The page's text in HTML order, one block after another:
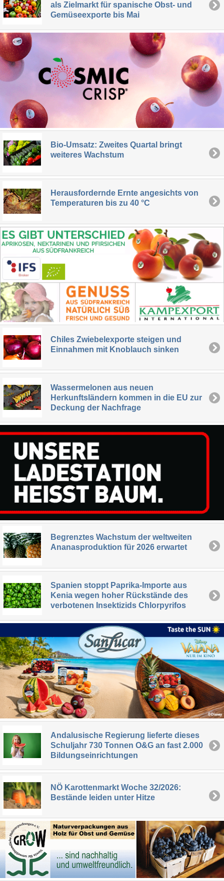
als Zielmarkt für spanische Obst- und
Gemüseexporte bis Mai
Bio-Umsatz: Zweites Quartal bringt
weiteres Wachstum
Herausfordernde Ernte angesichts von
Temperaturen bis zu 40 °C
Chiles Zwiebelexporte steigen und
Einnahmen mit Knoblauch sinken
Wassermelonen aus neuen
Herkunftsländern kommen in die EU zur
Deckung der Nachfrage
Begrenztes Wachstum der weltweiten
Ananasproduktion für 2026 erwartet
Spanien stoppt Paprika-Importe aus
Kenia wegen hoher Rückstände des
verbotenen Insektizids Chlorpyrifos
Andalusische Regierung lieferte dieses
Schuljahr 730 Tonnen O&G an fast 2.000
Bildungseinrichtungen
NÖ Karottenmarkt Woche 32/2026:
Bestände leiden unter Hitze